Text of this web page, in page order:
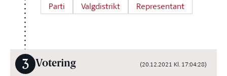
Parti Valgdistrikt Representant
3 Votering (20.12.2021 Kl. 17:04:28)